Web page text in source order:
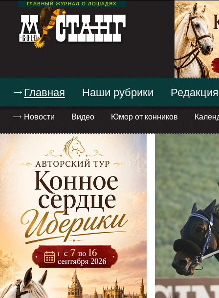
ГЛАВНЫЙ ЖУРНАЛ О ЛОШАДЯХ
Главная
Новости Видео Юмор от конников
Наши рубрики Редакция